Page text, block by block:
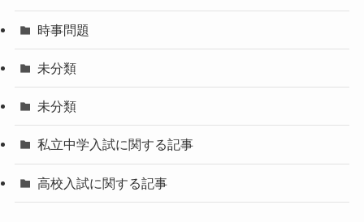
時事問題
未分類
未分類
私立中学入試に関する記事
高校入試に関する記事